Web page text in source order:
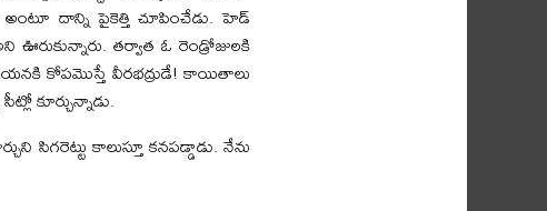
దాన్ని పైకెత్తి చూపించేడు. హెడ్‌
తర్వాత ఓ రెండ్రోజులకి
ఆయనకి కోపమొస్తే వీరభద్రుడే! కాయితాలు
కూర్చున్నాడు.
సిగరెట్టు కాలుస్తూ కనపడ్డాడు. నేను